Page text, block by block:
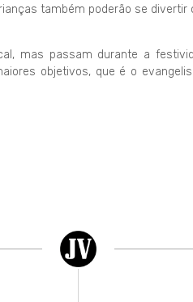
também poderão se divertir
mas passam durante a
objetivos, que é o